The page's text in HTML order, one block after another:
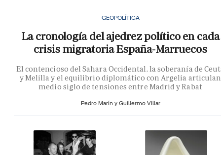
GEOPOLÍTICA
La cronología del ajedrez político en cada
crisis migratoria España-Marruecos
El contencioso del Sahara Occidental, la soberanía de
y Melilla y el equilibrio diplomático con Argelia articulan
medio siglo de tensiones entre Madrid y Rabat
Pedro Marín y Guillermo Villar